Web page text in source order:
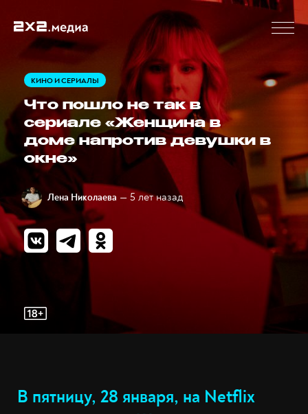
КИНО И СЕРИАЛЫ
Что пошло не так в
сериале «Женщина в
доме напротив девушки в
окне»
Лена Николаева — 5 лет назад
В пятницу, 28 января, на Netflix